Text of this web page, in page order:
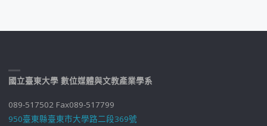
國立臺東大學 數位媒體與文教產業學系
089-517502 Fax089-517799
950臺東縣臺東市大學路二段369號